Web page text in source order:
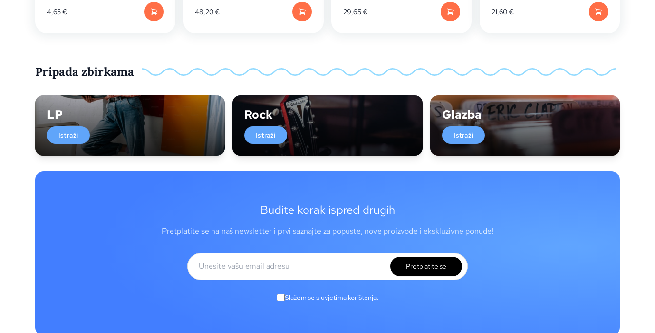
4,65€ 48,20€
29,65€
21,60€
Pripada zbirkama
LP
Istraži
Rock
Istraži
Glazba
Istraži
Budite korak ispred drugih
Pretplatite se na naš newsletter i prvi saznajte za popuste, nove proizvode i ekskluzivne ponude!
Pretplatite se
Slažem se s uvjetima korištenja.